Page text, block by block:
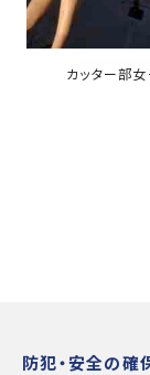
カッター部
防犯・安全の確